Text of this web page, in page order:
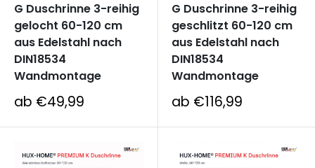
G Duschrinne 3-reihig
gelocht 60-120 cm
aus Edelstahl nach
DIN18534
Wandmontage
Sonderpreis
ab €49,99
G Duschrinne 3-reihig
geschlitzt 60-120 cm
aus Edelstahl nach
DIN18534
Wandmontage
Sonderpreis
ab €116,99